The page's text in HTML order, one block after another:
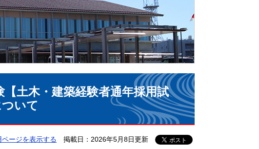
土木・建築経験者通年採用試
いて
ページを表示する 掲載日：2026年5月8日更新